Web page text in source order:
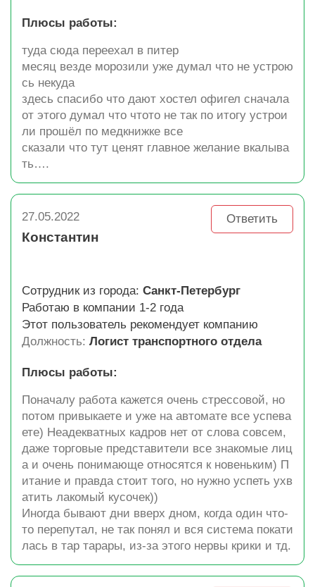
Плюсы работы:
туда сюда переехал в питер
месяц везде морозили уже думал что не устрою
сь некуда
здесь спасибо что дают хостел офигел сначала
от этого думал что чтото не так по итогу устрои
ли прошёл по медкнижке все
сказали что тут ценят главное желание вкалыва
ть….
27.05.2022 Ответить
Константин
Сотрудник из города: Санкт-Петербург
Работаю в компании 1-2 года
Этот пользователь рекомендует компанию
Должность: Логист транспортного отдела
Плюсы работы:
Поначалу работа кажется очень стрессовой, но
потом привыкаете и уже на автомате все успева
ете) Неадекватных кадров нет от слова совсем,
даже торговые представители все знакомые лиц
а и очень понимающе относятся к новеньким) П
итание и правда стоит того, но нужно успеть ухв
атить лакомый кусочек))
Иногда бывают дни вверх дном, когда один что-
то перепутал, не так понял и вся система покати
лась в тар тарары, из-за этого нервы крики и тд.